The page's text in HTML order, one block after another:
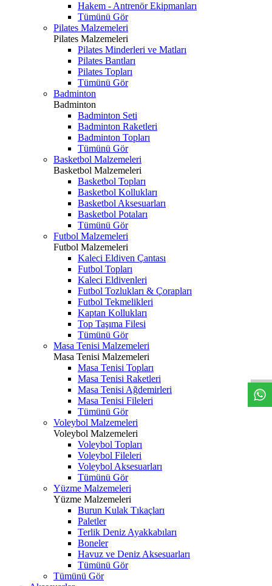
Hakem - Antrenör Ekipmanları
Tümünü Gör
Pilates Malzemeleri
Pilates Malzemeleri
Pilates Minderleri ve Matları
Pilates Bantları
Pilates Topları
Tümünü Gör
Badminton
Badminton
Badminton Seti
Badminton Raketleri
Badminton Topları
Tümünü Gör
Basketbol Malzemeleri
Basketbol Malzemeleri
Basketbol Topları
Basketbol Kollukları
Basketbol Aksesuarları
Basketbol Potaları
Tümünü Gör
Futbol Malzemeleri
Futbol Malzemeleri
Kaleci Eldiven Çantası
Futbol Topları
Kaleci Eldivenleri
Futbol Tozlukları & Çorapları
Futbol Tekmelikleri
Kaptan Kollukları
Top Taşıma Filesi
Tümünü Gör
Masa Tenisi Malzemeleri
Masa Tenisi Malzemeleri
Masa Tenisi Topları
Masa Tenisi Raketleri
Masa Tenisi Ağdemirleri
Masa Tenisi Fileleri
Tümünü Gör
Voleybol Malzemeleri
Voleybol Malzemeleri
Voleybol Topları
Voleybol Fileleri
Voleybol Aksesuarları
Tümünü Gör
Yüzme Malzemeleri
Yüzme Malzemeleri
Burun Kulak Tıkaçları
Paletler
Terlik Deniz Ayakkabıları
Boneler
Havuz ve Deniz Aksesuarları
Tümünü Gör
Tümünü Gör